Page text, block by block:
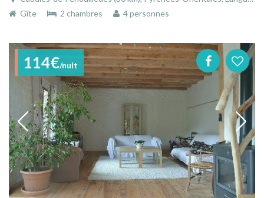
Gîte
2 chambres 4 personnes
114€/nuit